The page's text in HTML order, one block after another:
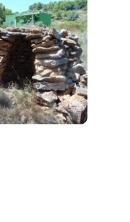
Peñíscola
al día